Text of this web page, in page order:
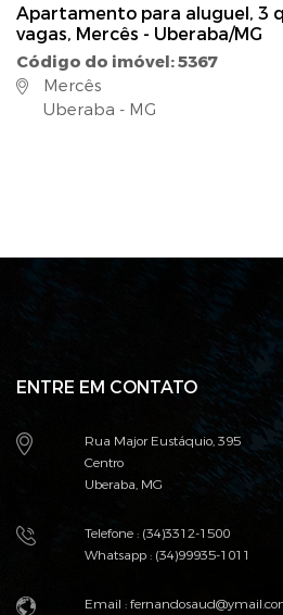
Apartamento para aluguel, 3
vagas, Mercês - Uberaba/MG
Código do imóvel: 5367
Mercês
Uberaba - MG
ENTRE EM CONTATO
Rua Major Eustáquio, 395
Centro
Uberaba, MG
Telefone : (34)3312-1500
Whatsapp : (34)99935-1011
Email :